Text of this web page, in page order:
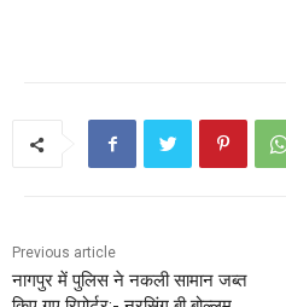
Previous article
नागपुर में पुलिस ने नकली सामान जब्त